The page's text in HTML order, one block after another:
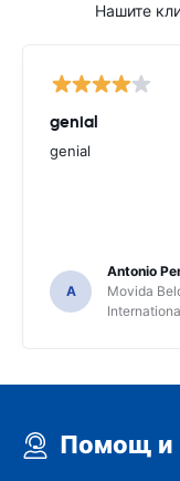
Нашите
genial
genial
A
Antonio
Movida
Помощ и